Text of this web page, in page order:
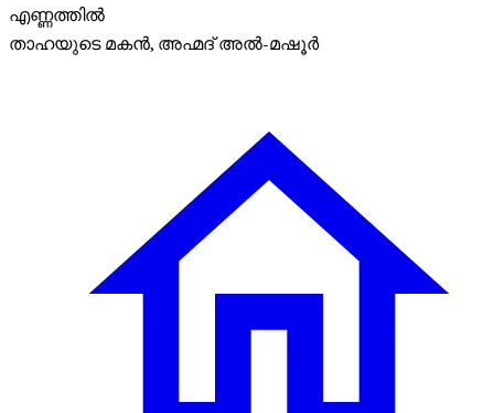
എണ്ണത്തിൽ
താഹയുടെ മകൻ, അഹ്മദ് അൽ-മഷൂർ